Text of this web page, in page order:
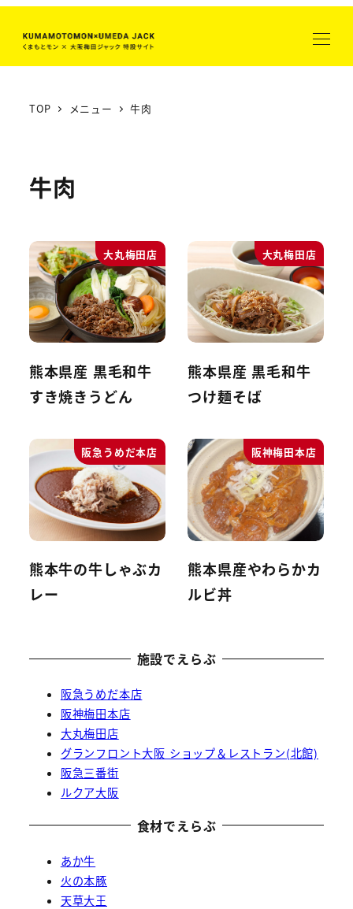
TOP メニュー 牛肉
牛肉
大丸梅田店
熊本県産 黒毛和牛
すき焼きうどん
大丸梅田店
熊本県産 黒毛和牛
つけ麺そば
阪急うめだ本店
熊本牛の牛しゃぶカ
レー
阪神梅田本店
熊本県産やわらかカ
ルビ丼
施設でえらぶ
阪急うめだ本店
阪神梅田本店
大丸梅田店
グランフロント大阪 ショップ＆レストラン(北館)
阪急三番街
ルクア大阪
食材でえらぶ
あか牛
火の本豚
天草大王